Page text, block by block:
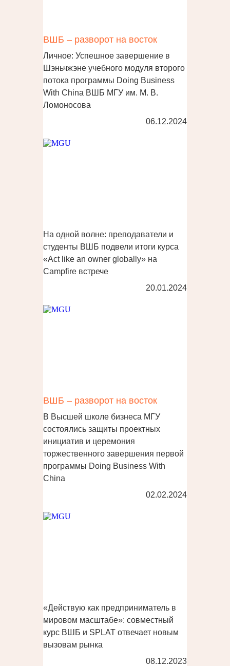
ВШБ – разворот на восток
Личное: Успешное завершение в
Шэньчжэне учебного модуля второго
потока программы Doing Business
With China ВШБ МГУ им. М. В.
Ломоносова
06.12.2024
На одной волне: преподаватели и
студенты ВШБ подвели итоги курса
«Act like an owner globally» на
Campfire встрече
20.01.2024
ВШБ – разворот на восток
В Высшей школе бизнеса МГУ
состоялись защиты проектных
инициатив и церемония
торжественного завершения первой
программы Doing Business With
China
02.02.2024
«Действую как предприниматель в
мировом масштабе»: совместный
курс ВШБ и SPLAT отвечает новым
вызовам рынка
08.12.2023